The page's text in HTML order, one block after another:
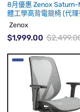
8月優惠 Zenox Saturn-
體工學高背電競椅 (代理
Zenox
$1,999.00